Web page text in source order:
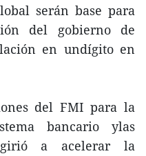
serán base para
del gobierno de
en undígito en
del FMI para la
bancario ylas
a acelerar la